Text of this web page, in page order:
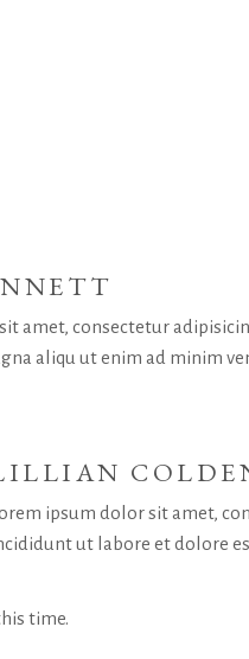
amet, consectetur
aliqu ut enim ad minim
ipsum dolor sit amet,
ut labore et dolore
time.